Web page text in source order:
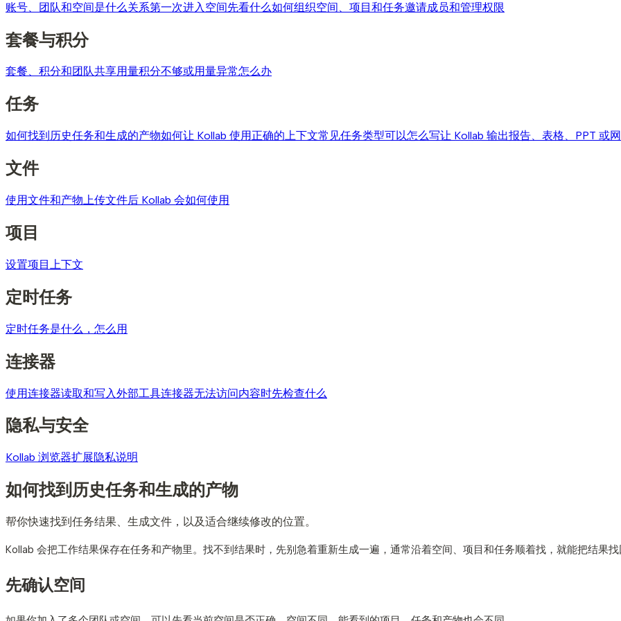
账号、团队和空间是什么关系第一次进入空间先看什么如何组织空间、项目和任务邀请成员和管理权限
套餐与积分
套餐、积分和团队共享用量积分不够或用量异常怎么办
任务
如何找到历史任务和生成的产物如何让 Kollab 使用正确的上下文常见任务类型可以怎么写让 Kollab 输出报告、表格、PPT 或
文件
使用文件和产物上传文件后 Kollab 会如何使用
项目
设置项目上下文
定时任务
定时任务是什么，怎么用
连接器
使用连接器读取和写入外部工具连接器无法访问内容时先检查什么
隐私与安全
Kollab 浏览器扩展隐私说明
如何找到历史任务和生成的产物
帮你快速找到任务结果、生成文件，以及适合继续修改的位置。
Kollab 会把工作结果保存在任务和产物里。找不到结果时，先别急着重新生成一遍，通常沿着空间、项目和任务顺着找，就能把结果
先确认空间